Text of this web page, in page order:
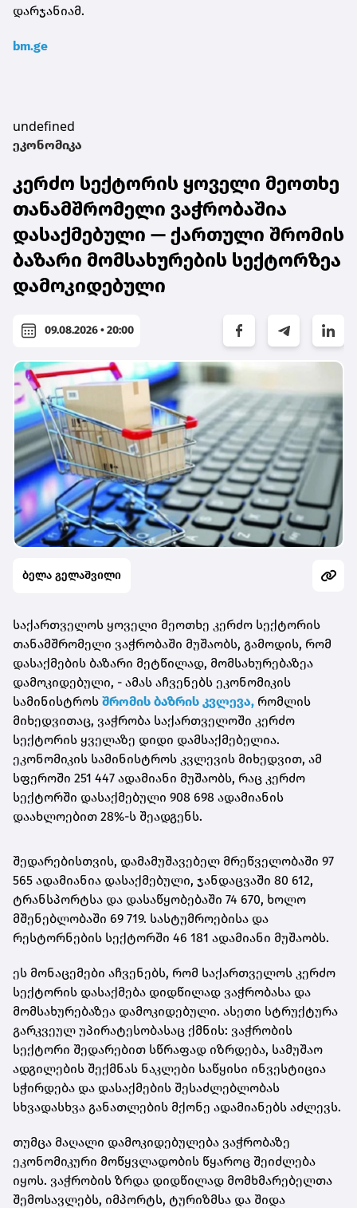
დარჯანიამ.
bm.ge
undefined
ეკონომიკა
კერძო სექტორის ყოველი მეოთხე
თანამშრომელი ვაჭრობაშია
დასაქმებული — ქართული შრომის
ბაზარი მომსახურების სექტორზეა
დამოკიდებული
09.08.2026 • 20:00
ბელა გელაშვილი
საქართველოს ყოველი მეოთხე კერძო სექტორის
თანამშრომელი ვაჭრობაში მუშაობს, გამოდის, რომ
დასაქმების ბაზარი მეტწილად, მომსახურებაზეა
დამოკიდებული, - ამას აჩვენებს ეკონომიკის
სამინისტროს შრომის ბაზრის კვლევა, რომლის
მიხედვითაც, ვაჭრობა საქართველოში კერძო
სექტორის ყველაზე დიდი დამსაქმებელია.
ეკონომიკის სამინისტროს კვლევის მიხედვით, ამ
სფეროში 251 447 ადამიანი მუშაობს, რაც კერძო
სექტორში დასაქმებული 908 698 ადამიანის
დაახლოებით 28%-ს შეადგენს.
შედარებისთვის, დამამუშავებელ მრეწველობაში 97
565 ადამიანია დასაქმებული, ჯანდაცვაში 80 612,
ტრანსპორტსა და დასაწყობებაში 74 670, ხოლო
მშენებლობაში 69 719. სასტუმროებისა და
რესტორნების სექტორში 46 181 ადამიანი მუშაობს.
ეს მონაცემები აჩვენებს, რომ საქართველოს კერძო
სექტორის დასაქმება დიდწილად ვაჭრობასა და
მომსახურებაზეა დამოკიდებული. ასეთი სტრუქტურა
გარკვეულ უპირატესობასაც ქმნის: ვაჭრობის
სექტორი შედარებით სწრაფად იზრდება, სამუშაო
ადგილების შექმნას ნაკლები საწყისი ინვესტიცია
სჭირდება და დასაქმების შესაძლებლობას
სხვადასხვა განათლების მქონე ადამიანებს აძლევს.
თუმცა მაღალი დამოკიდებულება ვაჭრობაზე
ეკონომიკური მოწყვლადობის წყაროც შეიძლება
იყოს. ვაჭრობის ზრდა დიდწილად მომხმარებელთა
შემოსავლებს, იმპორტს, ტურიზმსა და შიდა